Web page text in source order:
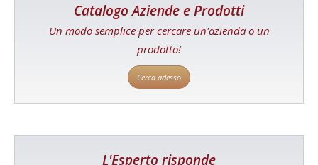
Catalogo Aziende e Prodotti
Un modo semplice per cercare un'azienda o un
prodotto!
Cerca adesso
L'Esperto risponde